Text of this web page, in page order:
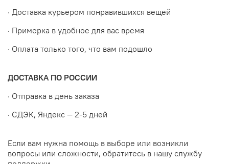
· Доставка курьером понравившихся вещей
· Примерка в удобное для вас время
· Оплата только того, что вам подошло
ДОСТАВКА ПО РОССИИ
· Отправка в день заказа
· СДЭК, Яндекс — 2-5 дней
Если вам нужна помощь в выборе или возникли
вопросы или сложности, обратитесь в нашу службу